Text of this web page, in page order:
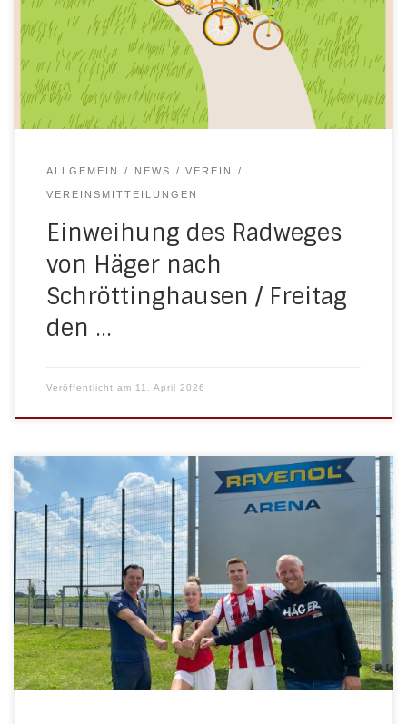
Vereinsheim gesorgt, ihr seit alle rechtherzlich
eingeladen.
ALLGEMEIN NEWS VEREIN
VEREINSMITTEILUNGEN
Einweihung des Radweges
von Häger nach
Schröttinghausen / Freitag
den …
Veröffentlicht am 11. April 2026
Dann starte deine Ausbildung zum Mediengestalter
Digital & Print (m/w/d) bei unserem Partner
RAVENOL